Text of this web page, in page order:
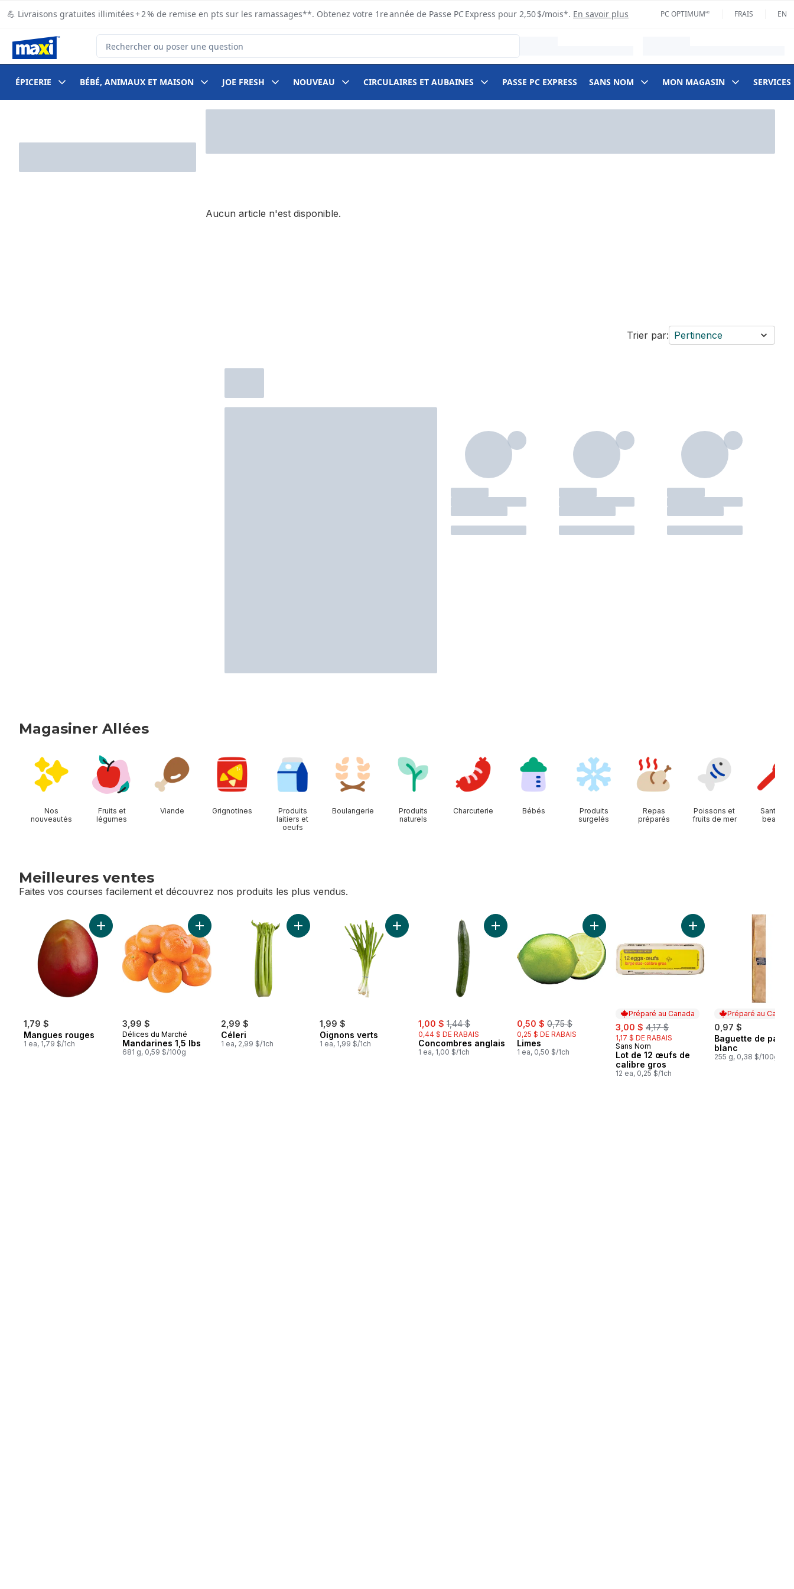
💪 Livraisons gratuites illimitées + 2 % de remise en pts sur les ramassages**. Obtenez votre 1re année de Passe PC Express pour 2,50 $/mois*. En savoir plus PC OPTIMUM🅪 FRAIS EN
Rechercher des produits
ÉPICERIE BÉBÉ, ANIMAUX ET MAISON JOE FRESH NOUVEAU CIRCULAIRES ET AUBAINES PASSE PC EXPRESS SANS NOM MON MAGASIN SERVICES
Aucun article n'est disponible.
Trier par: Pertinence
Magasiner Allées
Nos
nouveautés
Fruits et
légumes
Viande Grignotines
Produits
laitiers et
oeufs
Boulangerie
Produits
naturels
Charcuterie Bébés
Produits
surgelés
Repas
préparés
Poissons et
fruits de mer
Santé et
beauté
Meilleures ventes
Faites vos courses facilement et découvrez nos produits les plus vendus.
sauter Meilleures ventes
1,79 $
Mangues rouges
1 ea, 1,79 $/1ch
Ajouter Mangues rouges au panier
3,99 $
Délices du Marché
Mandarines 1,5 lbs
681 g, 0,59 $/100g
Ajouter Mandarines 1,5 lbs au panier
2,99 $
Céleri
1 ea, 2,99 $/1ch
Ajouter Céleri au panier
1,99 $
Oignons verts
1 ea, 1,99 $/1ch
Ajouter Oignons verts au panier
sale:
1,00 $ , formerly:
1,44 $
0,44 $ DE RABAIS
Concombres anglais
1 ea, 1,00 $/1ch
Ajouter Concombres anglais au panier
sale:
0,50 $ , formerly:
0,75 $
0,25 $ DE RABAIS
Limes
1 ea, 0,50 $/1ch
Ajouter Limes au panier
Préparé au Canada
sale:
3,00 $ , formerly:
4,17 $
1,17 $ DE RABAIS
Préparé au Canada
Sans Nom
Lot de 12 œufs de
calibre gros
12 ea, 0,25 $/1ch
Ajouter Lot de 12 œufs
Préparé au Canada
0,97 $
Préparé au
Baguette de pain
blanc
255 g, 0,38 $/100g